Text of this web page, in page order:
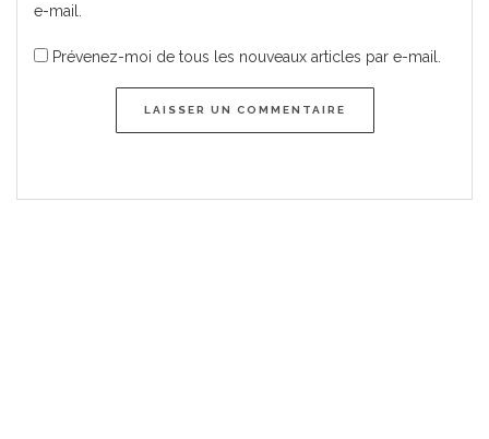
e-mail.
Prévenez-moi de tous les nouveaux articles par e-mail.
LAISSER UN COMMENTAIRE